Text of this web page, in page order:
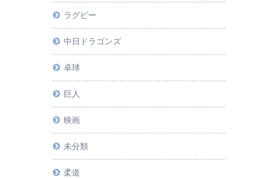
ラグビー
中日ドラゴンズ
卓球
巨人
映画
未分類
柔道